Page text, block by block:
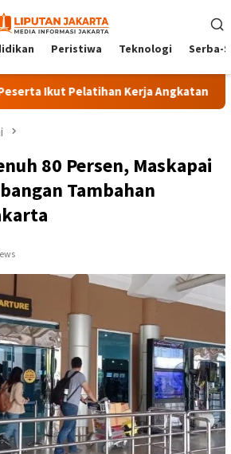
Peristiwa Teknologi Serba-
Pelatihan Kerja Angkatan 1 di PPKD
80 Persen, Maskapai
Tambahan